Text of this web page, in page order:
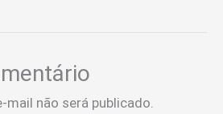
mail não será publicado.